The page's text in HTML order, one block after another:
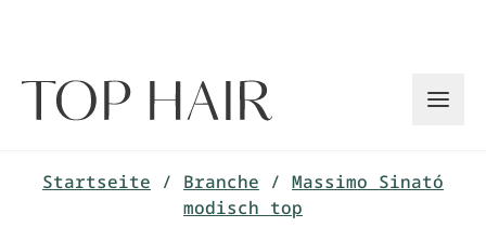
Startseite / Branche / Massimo Sinató
modisch top